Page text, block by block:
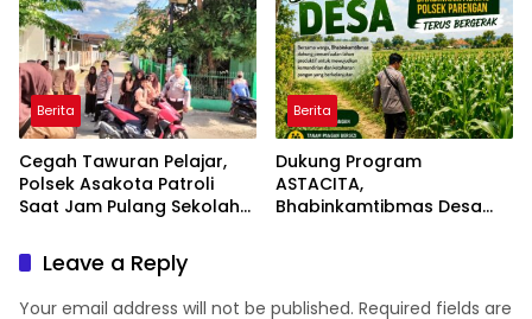
Berita
Cegah Tawuran Pelajar,
Polsek Asakota Patroli
Saat Jam Pulang Sekolah
Berita
Dukung Program
ASTACITA,
Bhabinkamtibmas Desa
tanaman Jagung Di Desa
Leave a Reply
Your email address will not be published. Required fields are